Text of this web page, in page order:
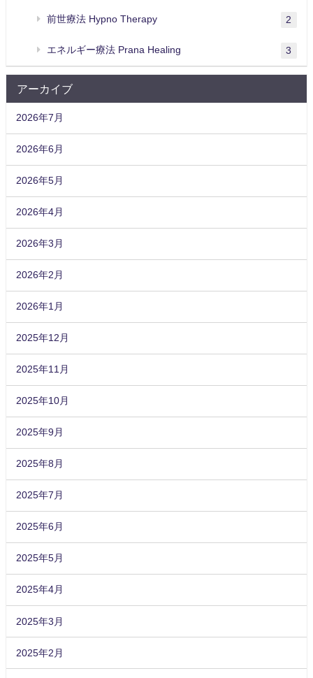
前世療法 Hypno Therapy 2
エネルギー療法 Prana Healing 3
アーカイブ
2026年7月
2026年6月
2026年5月
2026年4月
2026年3月
2026年2月
2026年1月
2025年12月
2025年11月
2025年10月
2025年9月
2025年8月
2025年7月
2025年6月
2025年5月
2025年4月
2025年3月
2025年2月